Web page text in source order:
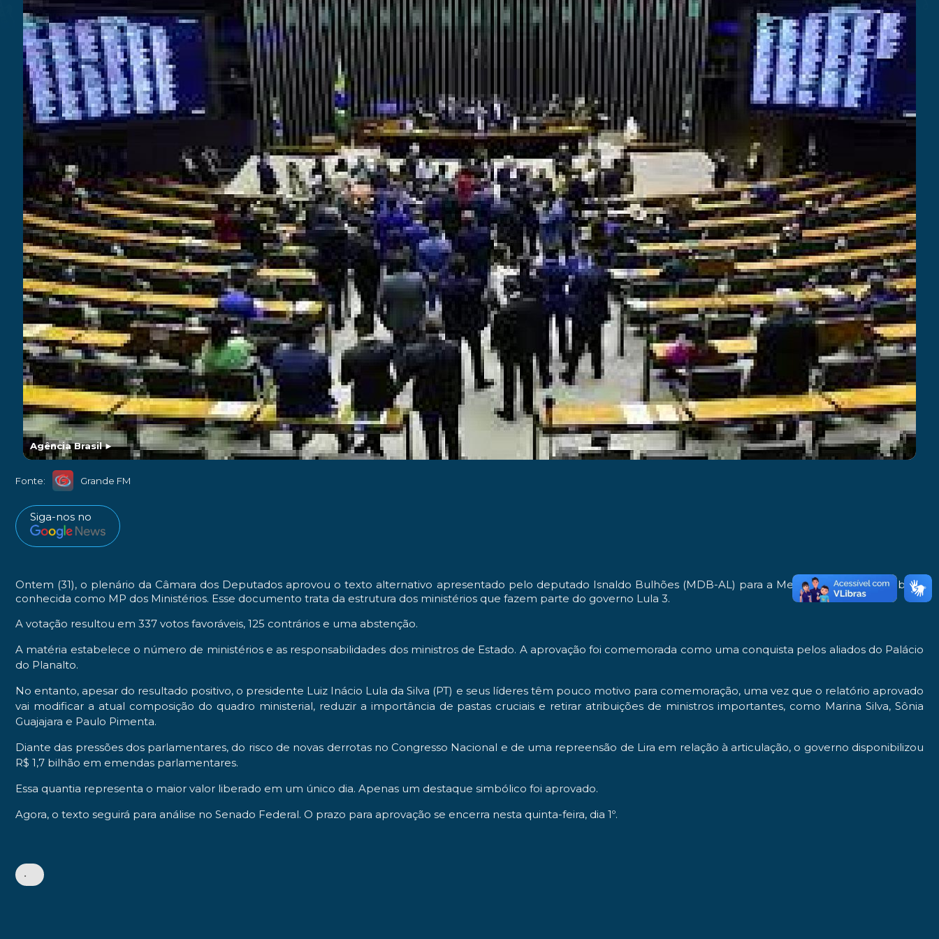
Agência Brasil►
Fonte: Grande FM
Siga-nos no
Ontem (31), o plenário da Câmara dos Deputados aprovou o texto alternativo apresentado pelo deputado Isnaldo Bulhões (MDB-AL) para a Medida Provisória, também
conhecida como MP dos Ministérios. Esse documento trata da estrutura dos ministérios que fazem parte do governo Lula 3.
A votação resultou em 337 votos favoráveis, 125 contrários e uma abstenção.
A matéria estabelece o número de ministérios e as responsabilidades dos ministros de Estado. A aprovação foi comemorada como uma conquista pelos aliados do Palácio
do Planalto.
No entanto, apesar do resultado positivo, o presidente Luiz Inácio Lula da Silva (PT) e seus líderes têm pouco motivo para comemoração, uma vez que o relatório aprovado
vai modificar a atual composição do quadro ministerial, reduzir a importância de pastas cruciais e retirar atribuições de ministros importantes, como Marina Silva, Sônia
Guajajara e Paulo Pimenta.
Diante das pressões dos parlamentares, do risco de novas derrotas no Congresso Nacional e de uma repreensão de Lira em relação à articulação, o governo disponibilizou
R$ 1,7 bilhão em emendas parlamentares.
Essa quantia representa o maior valor liberado em um único dia. Apenas um destaque simbólico foi aprovado.
Agora, o texto seguirá para análise no Senado Federal. O prazo para aprovação se encerra nesta quinta-feira, dia 1º.
•